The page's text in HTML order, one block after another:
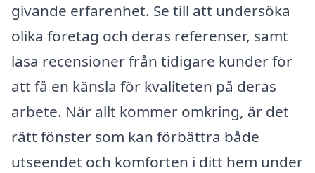
givande erfarenhet. Se till att undersöka
olika företag och deras referenser, samt
läsa recensioner från tidigare kunder för
att få en känsla för kvaliteten på deras
arbete. När allt kommer omkring, är det
rätt fönster som kan förbättra både
utseendet och komforten i ditt hem under